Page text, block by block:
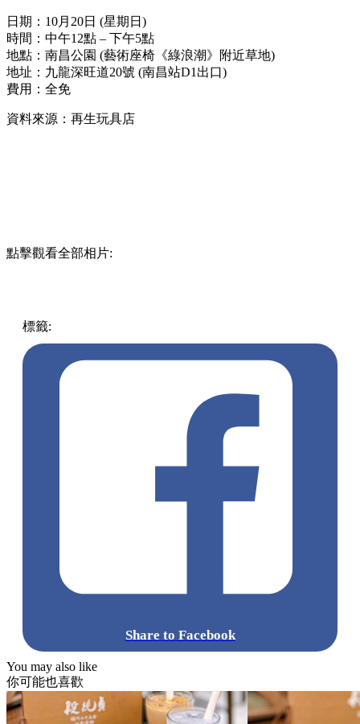
日期：10月20日 (星期日)
時間：中午12點 – 下午5點
地點：南昌公園 (藝術座椅《綠浪潮》附近草地)
地址：九龍深旺道20號 (南昌站D1出口)
費用：全免
資料來源：再生玩具店
點擊觀看全部相片:
標籤:
Share to Facebook
You may also like
你可能也喜歡